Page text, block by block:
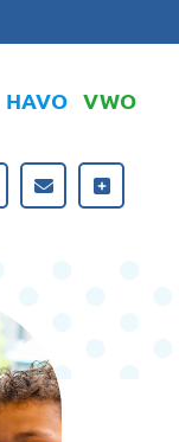
HAVO VWO